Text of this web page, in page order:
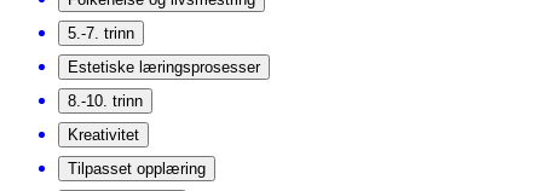
5.-7. trinn
Estetiske læringsprosesser
8.-10. trinn
Kreativitet
Tilpasset opplæring